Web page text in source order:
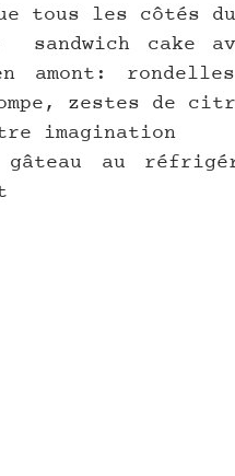
tous les côtés
sandwich cake
amont:
zestes de
imagination
au